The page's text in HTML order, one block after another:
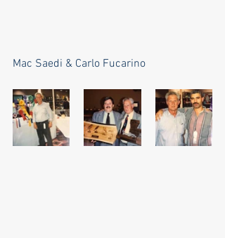
Mac Saedi & Carlo Fucarino